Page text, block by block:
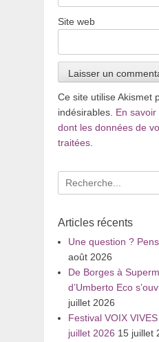
Site web
Ce site utilise Akismet
indésirables. En
dont les données de
traitées.
Recherche
pour
Articles récents
Une question ?
août 2026
De Borges à
d’Umberto Eco
juillet 2026
Festival VOIX
juillet 2026 15 juillet